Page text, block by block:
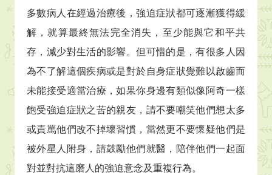
多數病人在經過治療後，強迫症狀都可逐漸獲得緩
解，就算最終無法完全消失，至少能與它和平共
存，減少對生活的影響。但可惜的是，有很多人因
為不了解這個疾病或是對於自身症狀覺難以啟齒而
未能接受適當治療，如果你身邊有類似像阿奇一樣
飽受強迫症狀之苦的親友，請不要嘲笑他們想太多
或責罵他們改不掉壞習慣，當然更不要懷疑他們是
被外星人附身，請鼓勵他們就醫，陪伴他們一起面
對並對抗這磨人的強迫意念及重複行為。